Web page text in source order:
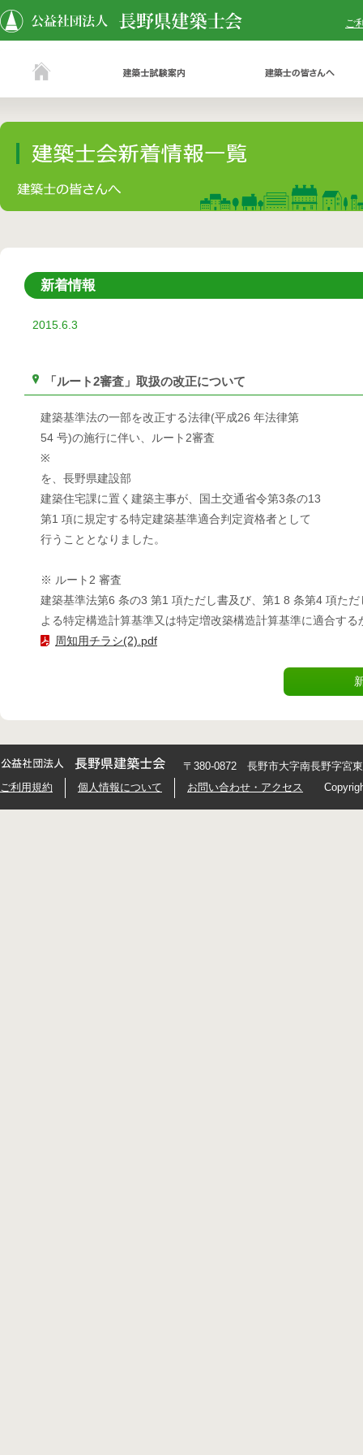
ご
新着情報
2015.6.3
「ルート2審査」取扱の改正について
建築基準法の一部を改正する法律(平成26 年法律第
54 号)の施行に伴い、ルート2審査
※
を、長野県建設部
建築住宅課に置く建築主事が、国土交通省令第3条の13
第1 項に規定する特定建築基準適合判定資格者として
行うこととなりました。
※ ルート2 審査
建築基準法第6 条の3 第1 項ただし書及び、第1 8 条第4 項ただ
よる特定構造計算基準又は特定増改築構造計算基準に適合する
周知用チラシ(2).pdf
〒380-0872 長野市大字南長野字宮
ご利用規約
個人情報について お問い合わせ・アクセス